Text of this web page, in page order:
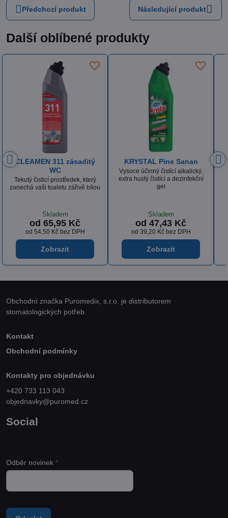
Předchozí produkt Následující produkt
Další oblíbené produkty
KRYSTAL Sanan Klasik
Tekutý dezinfekční prostředek
obsahující aktivní chlór
Skladem
od 53,85 Kč
od 44,50 Kčbez DPH
Zobrazit
ISOLDA Silver hair & body
Luxusní krémový, tělový a
vlasový šampón s vyváženou
recepturou a výbornou dermální
Skladem
od 36,18 Kč
od 29,90 Kčbez DPH
Zobrazit
Obchodní značka Puromedix, s.r.o. je distributorem
stomatologických potřeb.
Kontakt
Obchodní podmínky
Kontakty pro objednávku
+420 733 113 043
objednavky@puromed.cz
Social
Odběr novinek *